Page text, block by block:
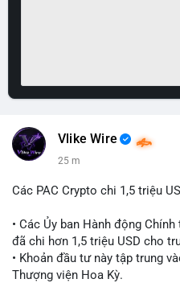
Vlike Wire
25 m
Các PAC Crypto chi 1,5 triệu
• Các Ủy ban Hành động
đã chi hơn 1,5 triệu USD cho
• Khoản đầu tư này tập trung
Thượng viện Hoa Kỳ.